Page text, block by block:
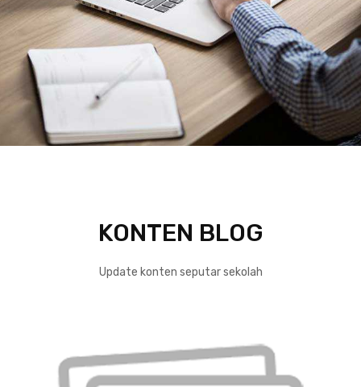
KONTEN BLOG
Update konten seputar sekolah